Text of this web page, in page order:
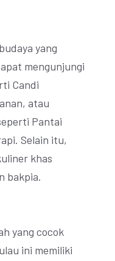
yang
mengunjungi
Candi
atau
Pantai
Selain itu,
khas
bakpia.
yang cocok
ini memiliki